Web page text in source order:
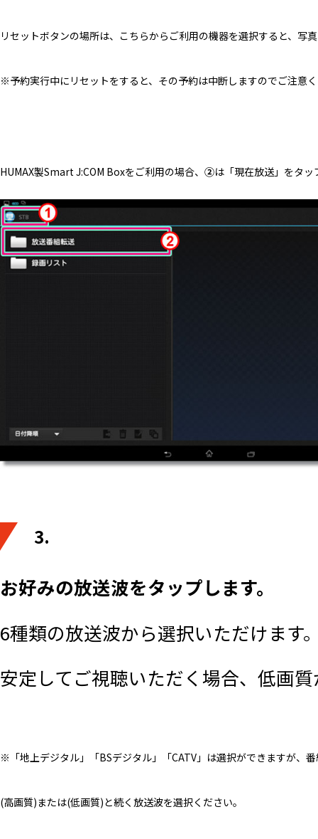
リセットボタンの場所は、こちらからご利用の機器を選択すると、写
※予約実行中にリセットをすると、その予約は中断しますのでご注意
HUMAX製Smart J:COM Boxをご利用の場合、 ②は「現在放送」をタ
3.
お好みの放送波をタップします。
6種類の放送波から選択いただけます
安定してご視聴いただく場合、低画
※「地上デジタル」「BSデジタル」「CATV」は選択ができますが、
(高画質)または(低画質)と続く放送波を選択ください。